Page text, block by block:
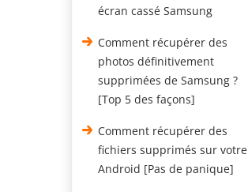
écran cassé Samsung
Comment récupérer des
photos définitivement
supprimées de Samsung ?
[Top 5 des façons]
Comment récupérer des
fichiers supprimés sur votre
Android [Pas de panique]